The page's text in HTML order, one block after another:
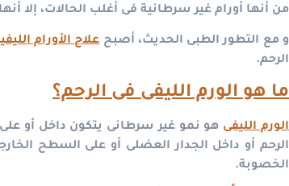
من أنها أورام غير سرطانية فى أغلب الحالات، إلا
و مع التطور الطبى الحديث، أصبحعلاج الأورام
الرحم.
ما هو الورم الليفى فى الرحم؟
الورم الليفى هو نمو غير سرطانى يتكون داخل أو
الرحم أو داخل الجدار العضلى أو على السطح
الخصوبة.